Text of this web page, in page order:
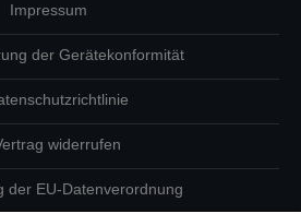
Impressum
der Gerätekonformität
widerrufen
der EU-Datenverordnung